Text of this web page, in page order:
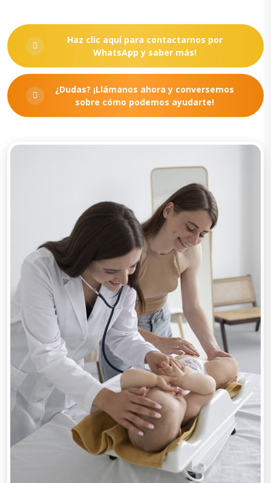
Haz clic aquí para contactarnos por
WhatsApp y saber más!
¿Dudas? ¡Llámanos ahora y conversemos
sobre cómo podemos ayudarte!